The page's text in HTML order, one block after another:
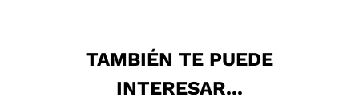
TAMBIÉN TE PUEDE
INTERESAR...